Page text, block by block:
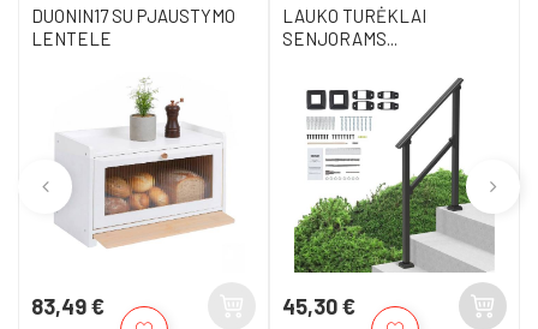
DUONIN17 SU PJAUSTYMO
LENTELE
Kaina
83,49 €
LAUKO TURĖKLAI
SENJORAMS...
Kaina
45,30 €